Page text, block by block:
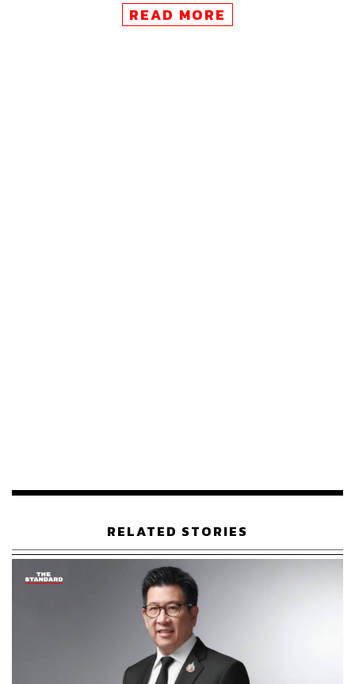
พัฒนา เช่น โครงการโรงไฟฟ้าพลังงานลมทั้งในและต่าง
ประเทศ โครงการโรงไฟฟ้าพลังงานแสงอาทิตย์ และ
ด้านนฤชล ดำรงปิยวุฒิ์ ประธานเจ้าหน้าที่ปฏิบัติการ สายงาน
กลยุทธ์การลงทุนและธุรกิจนวัตกรรมพลังงาน GUNKUL
กล่าวว่า ความร่วมมือนี้นับเป็นก้าวที่สำคัญของ GUNKUL ที่
จะต่อจิ๊กซอว์ด้านพลังงานให้ครบจนถึงสเกลระดับโครงสร้าง
พื้นฐานของประเทศ และเป็นเจตนารมณ์ร่วมกันที่จะทำให้
บริษัทร่วมทุนนี้เป็นตัวแทนขับเคลื่อนโครงการพลังงาน
หมุนเวียนที่มีศักยภาพในอนาคต
READ MORE
RELATED STORIES